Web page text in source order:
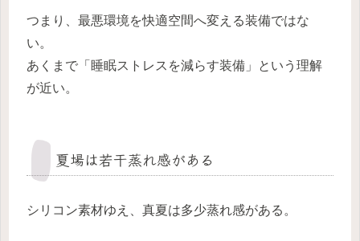
つまり、最悪環境を快適空間へ変える装備ではな
い。
あくまで「睡眠ストレスを減らす装備」という理解
が近い。
夏場は若干蒸れ感がある
シリコン素材ゆえ、真夏は多少蒸れ感がある。